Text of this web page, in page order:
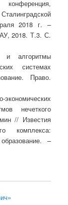
конференция,
2018 г. –
2018. Т.3. С.
и алгоритмы
системах
Право.
нечеткого
// Известия
комплекса:
–